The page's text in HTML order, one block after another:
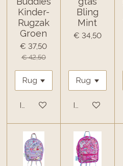
Kinder-
Rugzak
Groen
€ 37,50
€ 42,50
In winkelwagen
Bling
Mint
€ 34,50
In